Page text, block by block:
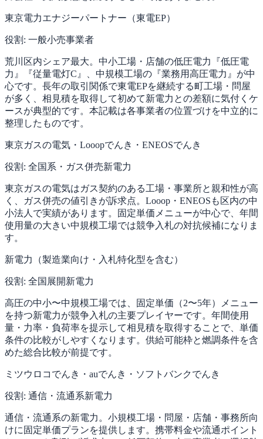
東京電力エナジーパートナー（東電EP）
役割: 一般小売事業者
荒川区内シェア最大。中小工場・店舗の低圧電力『低圧電
力』『従量電灯C』、中規模工場の『業務用高圧電力』が中
心です。長年の取引関係で東電EPを継続する町工場・問屋
が多く、相見積を取得して初めて新電力との差額に気付くケ
ースが典型的です。本記載は各事業者の位置づけを中立的に
整理したものです。
東京ガスの電気・Looopでんき・ENEOSでんき
役割: 全国系・ガス併売新電力
東京ガスの電気はガス契約のある工場・事業所と親和性が高
く、ガス併売の値引きが訴求点。Looop・ENEOSも区内の中
小法人で実績があります。固定単価メニューが中心で、年間
使用量の大きい中規模工場では競争入札の対抗候補になりま
す。
新電力（製造業向け・入札特化型を含む）
役割: 全国展開新電力
高圧の中小〜中規模工場では、固定単価（2〜5年）メニュー
を持つ新電力が競争入札の主要プレイヤーです。年間使用
量・力率・負荷率を提示して相見積を取得することで、単価
条件の比較がしやすくなります。供給可能枠と燃調条件を含
めた総合比較が前提です。
ミツウロコでんき・auでんき・ソフトバンクでんき
役割: 通信・流通系新電力
通信・流通系の新電力。小規模工場・問屋・店舗・事務所向
けに固定単価プランを提供します。携帯料金や流通ポイント